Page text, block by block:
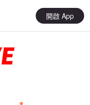
開啟 App